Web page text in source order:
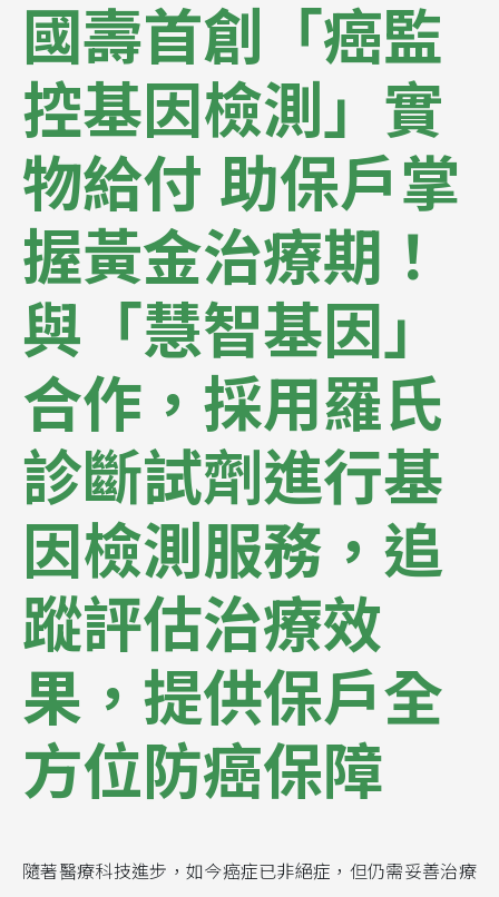
國壽首創「癌監
控基因檢測」實
物給付 助保戶掌
握黃金治療期！
與「慧智基因」
合作，採用羅氏
診斷試劑進行基
因檢測服務，追
蹤評估治療效
果，提供保戶全
方位防癌保障
隨著醫療科技進步，如今癌症已非絕症，但仍需妥善治療